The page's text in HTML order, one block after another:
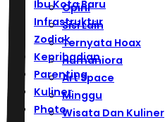
Ibu Kota Baru
Infrastruktur
Zodiak
Kepribadian
Parenting
Kuliner
Photo
Opini
Sisi Lain
Ternyata Hoax
Humaniora
Art Space
Minggu
Wisata Dan Kuliner